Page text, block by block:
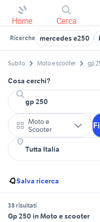
Home Cerca
Ricerche mercedes e250
Subito Moto e scooter gp
Cosa cerchi?
Moto e
Scooter
Salva ricerca
38 risultati
Gp 250 in Moto e scooter